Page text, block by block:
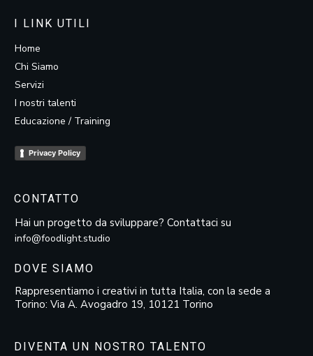
I LINK UTILI
Home
Chi Siamo
Servizi
I nostri talenti
Educazione / Training
Privacy Policy
CONTATTO
Hai un progetto da sviluppare? Contattaci su
info@foodlight.studio
DOVE SIAMO
Rappresentiamo i creativi in tutta Italia, con la sede a
Torino: Via A. Avogadro 19, 10121 Torino
DIVENTA UN NOSTRO TALENTO